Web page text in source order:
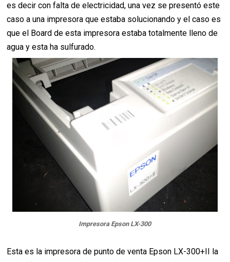
es decir con falta de electricidad, una vez se presentó este
caso a una impresora que estaba solucionando y el caso es
que el Board de esta impresora estaba totalmente lleno de
agua y esta ha sulfurado.
Impresora Epson LX-300
Esta es la impresora de punto de venta Epson LX-300+II la